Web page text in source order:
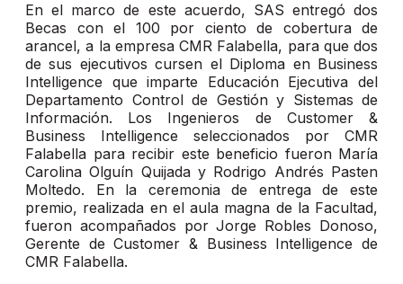
En el marco de este acuerdo, SAS entregó dos
Becas con el 100 por ciento de cobertura de
arancel, a la empresa CMR Falabella, para que dos
de sus ejecutivos cursen el Diploma en Business
Intelligence que imparte Educación Ejecutiva del
Departamento Control de Gestión y Sistemas de
Información. Los Ingenieros de Customer &
Business Intelligence seleccionados por CMR
Falabella para recibir este beneficio fueron María
Carolina Olguín Quijada y Rodrigo Andrés Pasten
Moltedo. En la ceremonia de entrega de este
premio, realizada en el aula magna de la Facultad,
fueron acompañados por Jorge Robles Donoso,
Gerente de Customer & Business Intelligence de
CMR Falabella.